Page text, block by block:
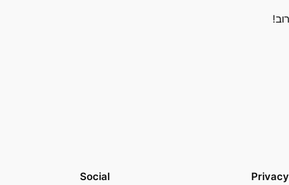
Privacy
Social